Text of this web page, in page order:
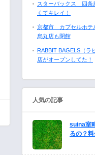
スターバックス 四条
くてキレイ！
京都市 カプセルホテ
烏丸店も閉館
RABBIT BAGELS（ラ
店がオープンしてた！
人気の記事
suina室
るの？